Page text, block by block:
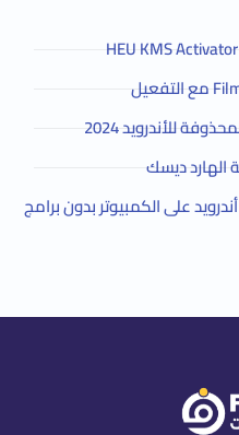
للأندرويد 2024
ديسك
على الكمبيوتر بدون برامج